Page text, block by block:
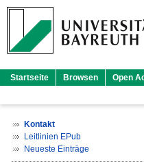
Startseite Browsen Open
Kontakt
Leitlinien EPub
Neueste Einträge